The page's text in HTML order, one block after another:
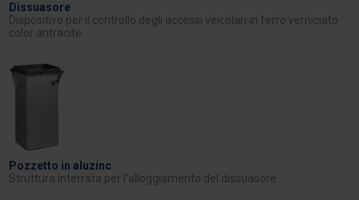
Dissuasore
Dispositivo per il controllo degli accessi veicolari in ferro verniciato
color antracite.
Pozzetto in aluzinc
Struttura interrata per l’alloggiamento del dissuasore